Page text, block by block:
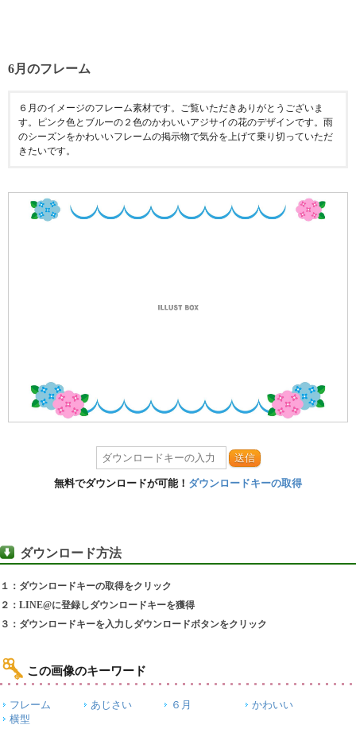
6月のフレーム
６月のイメージのフレーム素材です。ご覧いただきありがとうございま
す。ピンク色とブルーの２色のかわいいアジサイの花のデザインです。雨
のシーズンをかわいいフレームの掲示物で気分を上げて乗り切っていただ
きたいです。
送信
無料でダウンロードが可能！ ダウンロードキーの取得
ダウンロード方法
１：ダウンロードキーの取得をクリック
２：LINE@に登録しダウンロードキーを獲得
３：ダウンロードキーを入力しダウンロードボタンをクリック
この画像のキーワード
フレーム あじさい ６月
かわいい
横型